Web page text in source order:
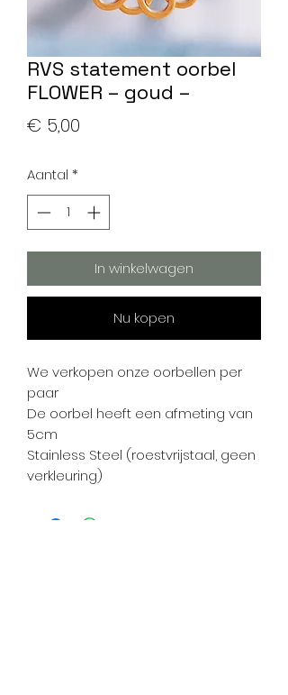
RVS statement oorbel
FLOWER – goud –
€ 5,00
Aantal *
In winkelwagen
Nu kopen
We verkopen onze oorbellen per
paar
De oorbel heeft een afmeting van
5cm
Stainless Steel (roestvrijstaal, geen
verkleuring)